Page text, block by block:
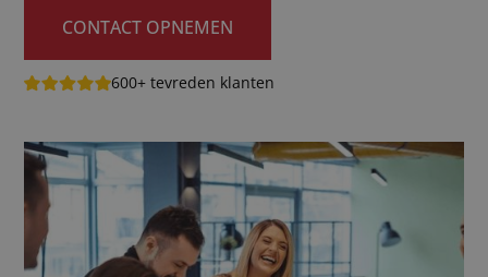
CONTACT OPNEMEN
600+ tevreden klanten